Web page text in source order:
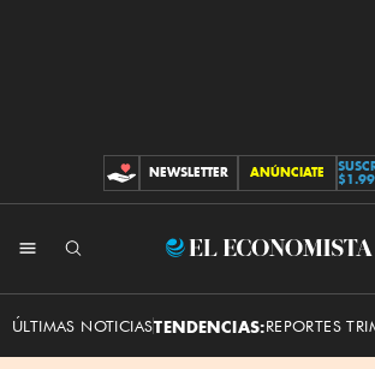
CONTRIBUCIONES
NEWSLETTER ANÚNCIATE
El
ÚLTIMAS NOTICIASTENDENCIAS:REPORTES